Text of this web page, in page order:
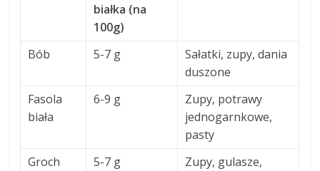
białka (na
100g)
Bób
5-7 g
Sałatki, zupy, dania
duszone
Fasola
biała
6-9 g
Zupy, potrawy
jednogarnkowe,
pasty
Groch
5-7 g
Zupy, gulasze,